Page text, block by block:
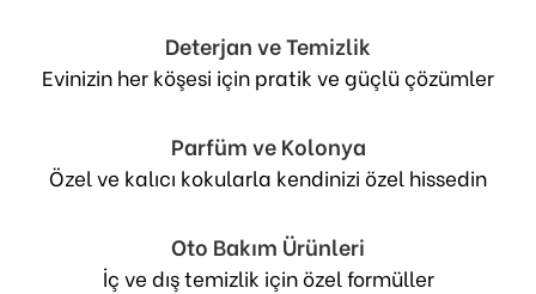
Deterjan ve Temizlik
Evinizin her köşesi için pratik ve güçlü çözümler
Parfüm ve Kolonya
Özel ve kalıcı kokularla kendinizi özel hissedin
Oto Bakım Ürünleri
İç ve dış temizlik için özel formüller